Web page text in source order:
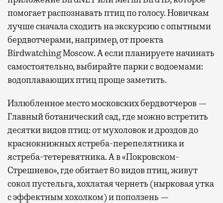
помогает распознавать птиц по голосу. Новичкам
лучше сначала сходить на экскурсию с опытными
бердвотчерами, например, от проекта
Birdwatching Moscow. А если планируете начинать
самостоятельно, выбирайте парки с водоемами:
водоплавающих птиц проще заметить.
Излюбленное место московских бердвотчеров —
Главный ботанический сад, где можно встретить
десятки видов птиц: от мухоловок и дроздов до
краснокнижных ястреба-перепелятника и
ястреба-тетеревятника. А в «Покровском-
Стрешнево», где обитает 80 видов птиц, живут
сокол пустельга, хохлатая чернеть (нырковая утка
с эффектным хохолком) и поползень —